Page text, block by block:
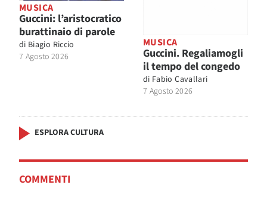
MUSICA
Guccini: l’aristocratico
burattinaio di parole
di Biagio Riccio
7 Agosto 2026
MUSICA
Guccini. Regaliamogli
il tempo del congedo
di Fabio Cavallari
7 Agosto 2026
ESPLORA CULTURA
COMMENTI